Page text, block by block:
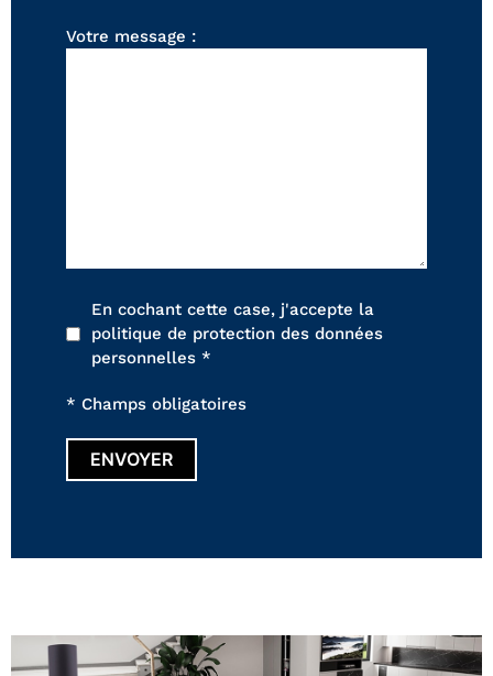
Tous les produits
Votre message :
En cochant cette case, j'accepte la
politique de protection des données
personnelles *
* Champs obligatoires